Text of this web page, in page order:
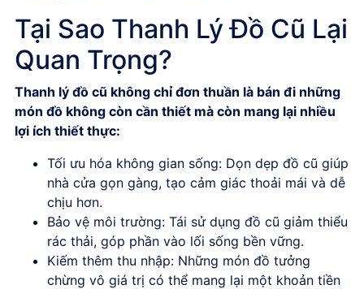
Tại Sao Thanh LýĐồ Cũ Lại
Quan Trọng?
Thanh lý đồ cũ không chỉđơn thuần là bán đi những
món đồ không còn cần thiết mà còn mang lại nhiều
lợi ích thiết thực:
Tối ưu hóa không gian sống: Dọn dẹp đồ cũ giúp
nhà cửa gọn gàng, tạo cảm giác thoải mái và dễ
chịu hơn.
Bảo vệ môi trường: Tái sử dụng đồ cũ giảm thiểu
rác thải, góp phần vào lối sống bền vững.
Kiếm thêm thu nhập: Những món đồ tưởng
chừng vô giá trị có thể mang lại một khoản tiền